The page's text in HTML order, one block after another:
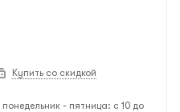
Купить со скидкой
понедельник - пятница: с 10 до